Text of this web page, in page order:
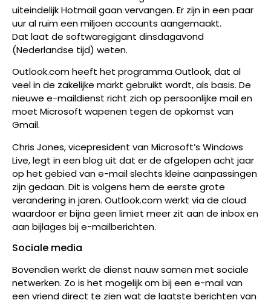
uiteindelijk Hotmail gaan vervangen. Er zijn in een paar
uur al ruim een miljoen accounts aangemaakt.
Dat laat de softwaregigant dinsdagavond
(Nederlandse tijd) weten.
Outlook.com heeft het programma Outlook, dat al
veel in de zakelijke markt gebruikt wordt, als basis. De
nieuwe e-maildienst richt zich op persoonlijke mail en
moet Microsoft wapenen tegen de opkomst van
Gmail.
Chris Jones, vicepresident van Microsoft’s Windows
Live, legt in een blog uit dat er de afgelopen acht jaar
op het gebied van e-mail slechts kleine aanpassingen
zijn gedaan. Dit is volgens hem de eerste grote
verandering in jaren. Outlook.com werkt via de cloud
waardoor er bijna geen limiet meer zit aan de inbox en
aan bijlages bij e-mailberichten.
Sociale media
Bovendien werkt de dienst nauw samen met sociale
netwerken. Zo is het mogelijk om bij een e-mail van
een vriend direct te zien wat de laatste berichten van